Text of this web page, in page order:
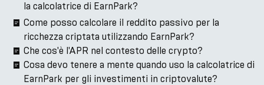
la calcolatrice di EarnPark?
Come posso calcolare il reddito passivo per la
ricchezza criptata utilizzando EarnPark?
Che cos'è l'APR nel contesto delle crypto?
Cosa devo tenere a mente quando uso la calcolatrice di
EarnPark per gli investimenti in criptovalute?